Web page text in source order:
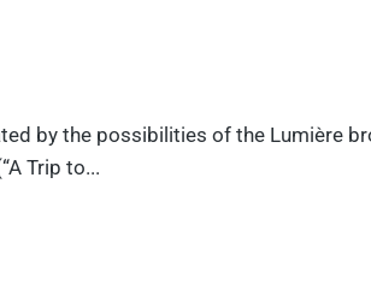
by the possibilities of the Lumière
Trip to...